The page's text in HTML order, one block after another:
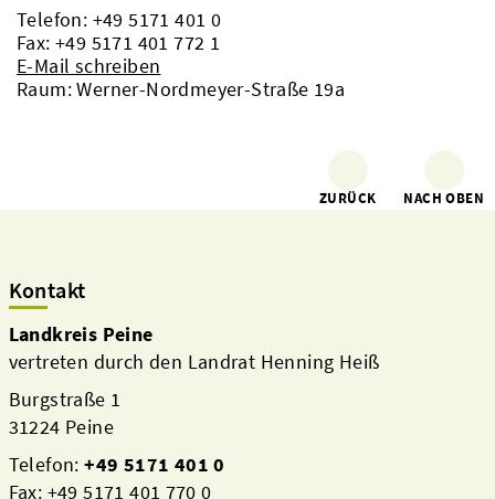
Telefon: +49 5171 401 0
Fax: +49 5171 401 772 1
E-Mail schreiben
Raum: Werner-Nordmeyer-Straße 19a
ZURÜCK NACH OBEN
Kontakt
Landkreis Peine
vertreten durch den Landrat Henning Heiß
Burgstraße 1
31224 Peine
Telefon:+49 5171 401 0
Fax: +49 5171 401 770 0